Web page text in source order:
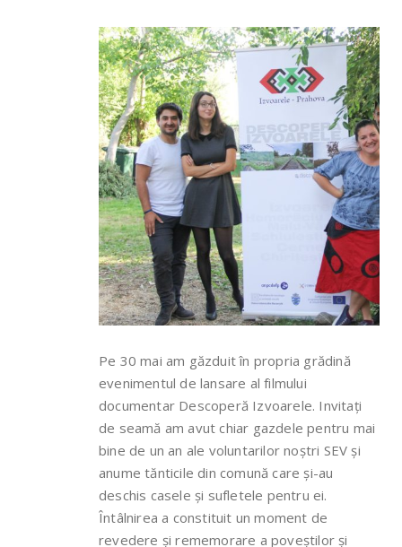
Pe 30 mai am găzduit în propria grădină
evenimentul de lansare al filmului
documentar Descoperă Izvoarele. Invitați
de seamă am avut chiar gazdele pentru mai
bine de un an ale voluntarilor noștri SEV și
anume tănticile din comună care și-au
deschis casele și sufletele pentru ei.
Întâlnirea a constituit un moment de
revedere și rememorare a poveștilor și